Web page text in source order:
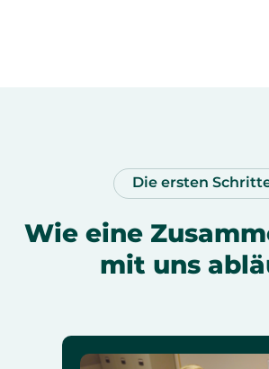
Die ersten
Wie eine
mit uns